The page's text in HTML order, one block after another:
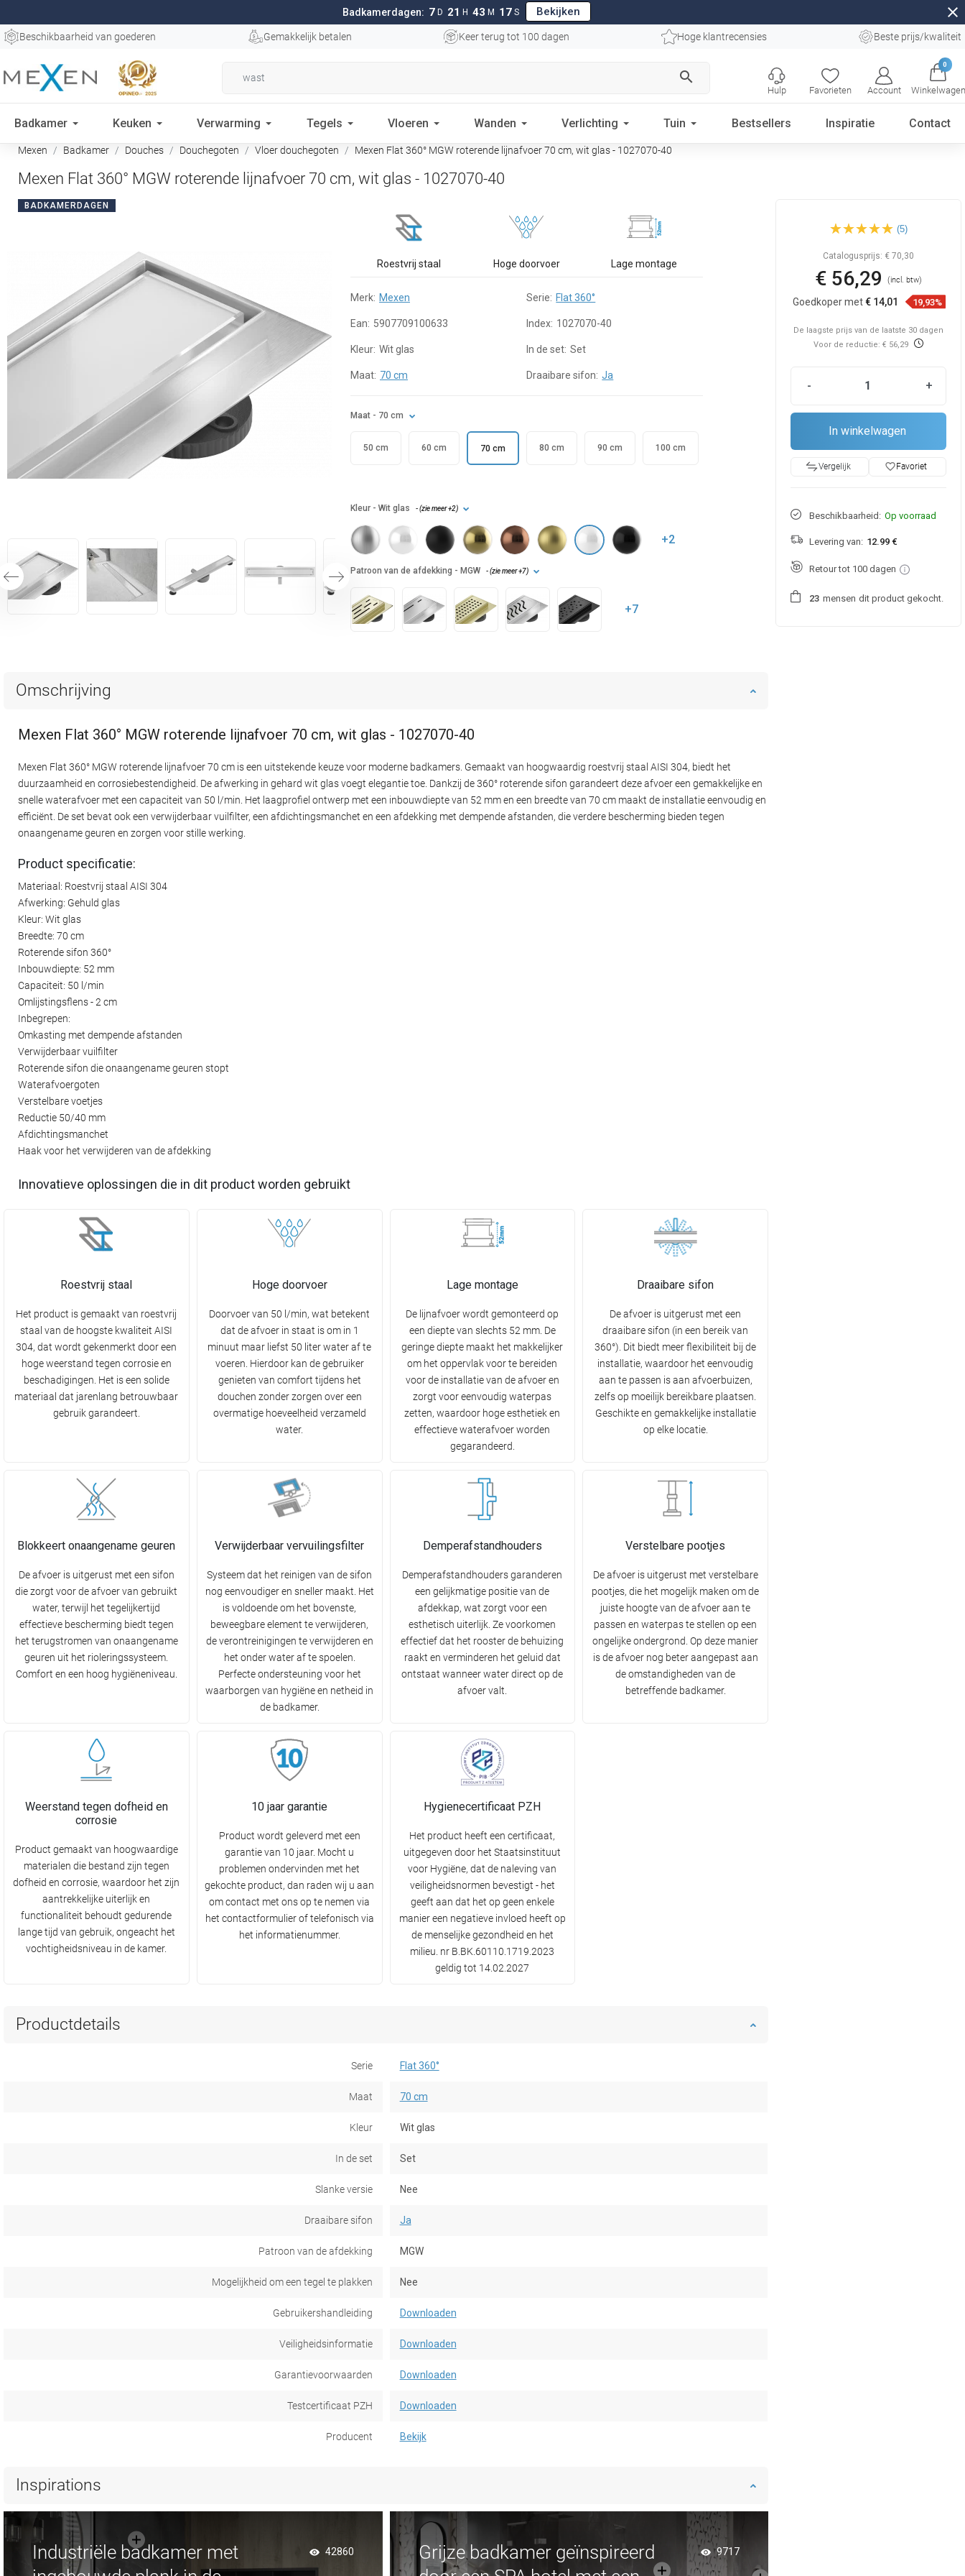
Badkamerdagen: 7 D 21 H 43 M 16 S Bekijken close
Beschikbaarheid van goederen Gemakkelijk betalen Keer terug tot 100 dagen Hoge klantrecensies Beste prijs/kwaliteit
search
Favorieten Account
0
Winkelwagen
Hulp
Badkamer Keuken Verwarming Tegels Vloeren Wanden Verlichting Tuin Bestsellers Inspiratie Contact
Mexen Badkamer Douches Douchegoten Vloer douchegoten Mexen Flat 360° MGW roterende lijnafvoer 70 cm, wit glas - 1027070-40
Mexen Flat 360° MGW roterende lijnafvoer 70 cm, wit glas - 1027070-40
BADKAMERDAGEN
Roestvrij staal Hoge doorvoer Lage montage
Merk: Mexen Serie: Flat 360°
Ean: 5907709100633 Index: 1027070-40
Kleur: Wit glas In de set: Set
Maat: 70 cm Draaibare sifon: Ja
Maat - 70 cm
50 cm 60 cm 70 cm 80 cm 90 cm 100 cm
Kleur - Wit glas - (zie meer+2)
+2
Patroon van de afdekking - MGW - (zie meer+7)
+7
Omschrijving
Mexen Flat 360° MGW roterende lijnafvoer 70 cm, wit glas - 1027070-40
Mexen Flat 360° MGW roterende lijnafvoer 70 cm is een uitstekende keuze voor moderne badkamers. Gemaakt van hoogwaardig roestvrij staal AISI 304, biedt het
duurzaamheid en corrosiebestendigheid. De afwerking in gehard wit glas voegt elegantie toe. Dankzij de 360° roterende sifon garandeert deze afvoer een gemakkelijke en
snelle waterafvoer met een capaciteit van 50 l/min. Het laagprofiel ontwerp met een inbouwdiepte van 52 mm en een breedte van 70 cm maakt de installatie eenvoudig en
efficiënt. De set bevat ook een verwijderbaar vuilfilter, een afdichtingsmanchet en een afdekking met dempende afstanden, die verdere bescherming bieden tegen
onaangename geuren en zorgen voor stille werking.
Product specificatie:
Materiaal: Roestvrij staal AISI 304
Afwerking: Gehuld glas
Kleur: Wit glas
Breedte: 70 cm
Roterende sifon 360°
Inbouwdiepte: 52 mm
Capaciteit: 50 l/min
Omlijstingsflens - 2 cm
Inbegrepen:
Omkasting met dempende afstanden
Verwijderbaar vuilfilter
Roterende sifon die onaangename geuren stopt
Waterafvoergoten
Verstelbare voetjes
Reductie 50/40 mm
Afdichtingsmanchet
Haak voor het verwijderen van de afdekking
Innovatieve oplossingen die in dit product worden gebruikt
Roestvrij staal
Het product is gemaakt van roestvrij
staal van de hoogste kwaliteit AISI
304, dat wordt gekenmerkt door een
hoge weerstand tegen corrosie en
beschadigingen. Het is een solide
materiaal dat jarenlang betrouwbaar
gebruik garandeert.
Hoge doorvoer
Doorvoer van 50 l/min, wat betekent
dat de afvoer in staat is om in 1
minuut maar liefst 50 liter water af te
voeren. Hierdoor kan de gebruiker
genieten van comfort tijdens het
douchen zonder zorgen over een
overmatige hoeveelheid verzameld
water.
Lage montage
De lijnafvoer wordt gemonteerd op
een diepte van slechts 52 mm. De
geringe diepte maakt het makkelijker
om het oppervlak voor te bereiden
voor de installatie van de afvoer en
zorgt voor eenvoudig waterpas
zetten, waardoor hoge esthetiek en
effectieve waterafvoer worden
gegarandeerd.
Draaibare sifon
De afvoer is uitgerust met een
draaibare sifon (in een bereik van
360°). Dit biedt meer flexibiliteit bij de
installatie, waardoor het eenvoudig
aan te passen is aan afvoerbuizen,
zelfs op moeilijk bereikbare plaatsen.
Geschikte en gemakkelijke installatie
op elke locatie.
Blokkeert onaangename geuren
De afvoer is uitgerust met een sifon
die zorgt voor de afvoer van gebruikt
water, terwijl het tegelijkertijd
effectieve bescherming biedt tegen
het terugstromen van onaangename
geuren uit het rioleringssysteem.
Comfort en een hoog hygiëneniveau.
Verwijderbaar vervuilingsfilter
Systeem dat het reinigen van de sifon
nog eenvoudiger en sneller maakt. Het
is voldoende om het bovenste,
beweegbare element te verwijderen,
de verontreinigingen te verwijderen en
het onder water af te spoelen.
Perfecte ondersteuning voor het
waarborgen van hygiëne en netheid in
de badkamer.
Demperafstandhouders
Demperafstandhouders garanderen
een gelijkmatige positie van de
afdekkap, wat zorgt voor een
esthetisch uiterlijk. Ze voorkomen
effectief dat het rooster de behuizing
raakt en verminderen het geluid dat
ontstaat wanneer water direct op de
afvoer valt.
Verstelbare pootjes
De afvoer is uitgerust met verstelbare
pootjes, die het mogelijk maken om de
juiste hoogte van de afvoer aan te
passen en waterpas te stellen op een
ongelijke ondergrond. Op deze manier
is de afvoer nog beter aangepast aan
de omstandigheden van de
betreffende badkamer.
Weerstand tegen dofheid en
corrosie
Product gemaakt van hoogwaardige
materialen die bestand zijn tegen
dofheid en corrosie, waardoor het zijn
aantrekkelijke uiterlijk en
functionaliteit behoudt gedurende
lange tijd van gebruik, ongeacht het
vochtigheidsniveau in de kamer.
10 jaar garantie
Product wordt geleverd met een
garantie van 10 jaar. Mocht u
problemen ondervinden met het
gekochte product, dan raden wij u aan
om contact met ons op te nemen via
het contactformulier of telefonisch via
het informatienummer.
Hygienecertificaat PZH
Het product heeft een certificaat,
uitgegeven door het Staatsinstituut
voor Hygiëne, dat de naleving van
veiligheidsnormen bevestigt - het
geeft aan dat het op geen enkele
manier een negatieve invloed heeft op
de menselijke gezondheid en het
milieu. nr B.BK.60110.1719.2023
geldig tot 14.02.2027
Productdetails
Serie Flat 360°
Maat 70 cm
Kleur Wit glas
In de set Set
Slanke versie Nee
Draaibare sifon Ja
Patroon van de afdekking MGW
Mogelijkheid om een tegel te plakken Nee
Gebruikershandleiding Downloaden
Veiligheidsinformatie Downloaden
Garantievoorwaarden Downloaden
Testcertificaat PZH Downloaden
Producent Bekijk
Inspirations
Industriële badkamer met
42860
Grijze badkamer geïnspireerd
9717
roterende lijnafvoer 70 cm,
(5)
Catalogusprijs: € 70,30
€ 56,29(incl. btw)
Goedkoper met€ 14,01 19,93%
De laagste prijs van de laatste 30 dagen
Voor de reductie: € 56,29
- +
In winkelwagen
Vergelijk favorite_borderFavoriet
Beschikbaarheid: Op voorraad
Levering van: 12.99 €
Retour tot 100 dagen
23 mensen dit product gekocht.